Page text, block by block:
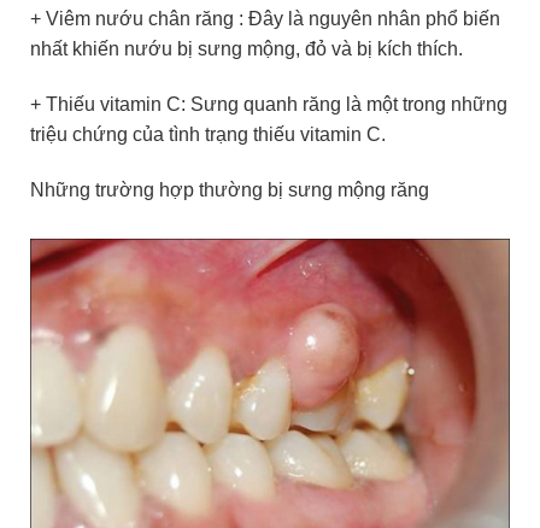
+ Viêm nướu chân răng : Đây là nguyên nhân phổ biến
nhất khiến nướu bị sưng mộng, đỏ và bị kích thích.
+ Thiếu vitamin C: Sưng quanh răng là một trong những
triệu chứng của tình trạng thiếu vitamin C.
Những trường hợp thường bị sưng mộng răng